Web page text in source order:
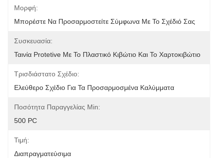
Μορφή:
Μπορέστε Να Προσαρμοστείτε Σύμφωνα Με Το Σχέδιό Σας
Συσκευασία:
Ταινία Protetive Με Το Πλαστικό Κιβώτιο Και Το Χαρτοκιβώτιο
Τρισδιάστατο Σχέδιο:
Ελεύθερο Σχέδιο Για Τα Προσαρμοσμένα Καλύμματα
Ποσότητα Παραγγελίας Min:
500 PC
Τιμή:
Διαπραγματεύσιμα